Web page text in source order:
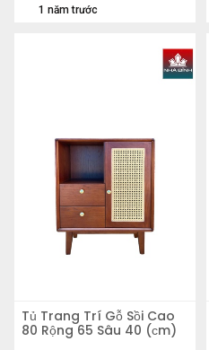
1 năm trước
Tủ Trang Trí Gỗ Sồi Cao
80 Rộng 65 Sâu 40 (сm)